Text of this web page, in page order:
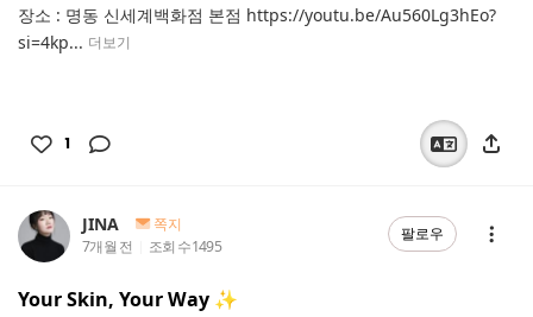
장소 : 명동 신세계백화점 본점 https://youtu.be/Au560Lg3hEo?
si=4kp... 더보기
1
JINA
쪽지
7개월 전
조회 수1495
팔로우
Your Skin, Your Way ✨